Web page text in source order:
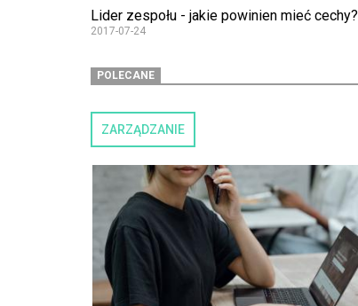
Lider zespołu - jakie powinien mieć cechy?
2017-07-24
POLECANE
ZARZĄDZANIE